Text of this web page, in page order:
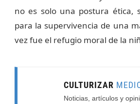
no es solo una postura ética,
para la supervivencia de una
vez fue el refugio moral de la
CULTURIZAR
Noticias, artículos y